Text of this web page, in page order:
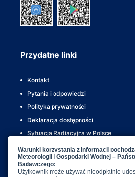
Przydatne linki
Kontakt
Pytania i odpowiedzi
Polityka prywatności
Deklaracja dostępności
Sytuacja Radiacyjna w Polsce
Meteoalarm
Dane publiczne IMGW-PIB
Biuletyn informacji publicznej